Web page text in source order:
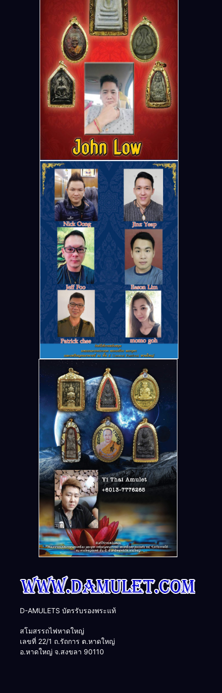
D-AMULETS บัตรรับรองพระแท้
สโมสรรถไฟหาดใหญ่
เลขที่ 22/1 ถ.รัถการ ต.หาดใหญ่
อ.หาดใหญ่ จ.สงขลา 90110